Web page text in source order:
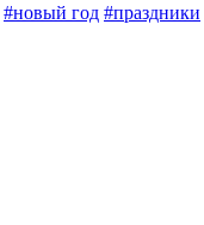
#новый год #праздники